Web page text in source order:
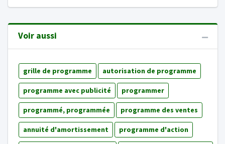
Voir aussi
grille de programme autorisation de programme
programme avec publicité programmer
programmé, programmée programme des ventes
annuité d'amortissement programme d'action